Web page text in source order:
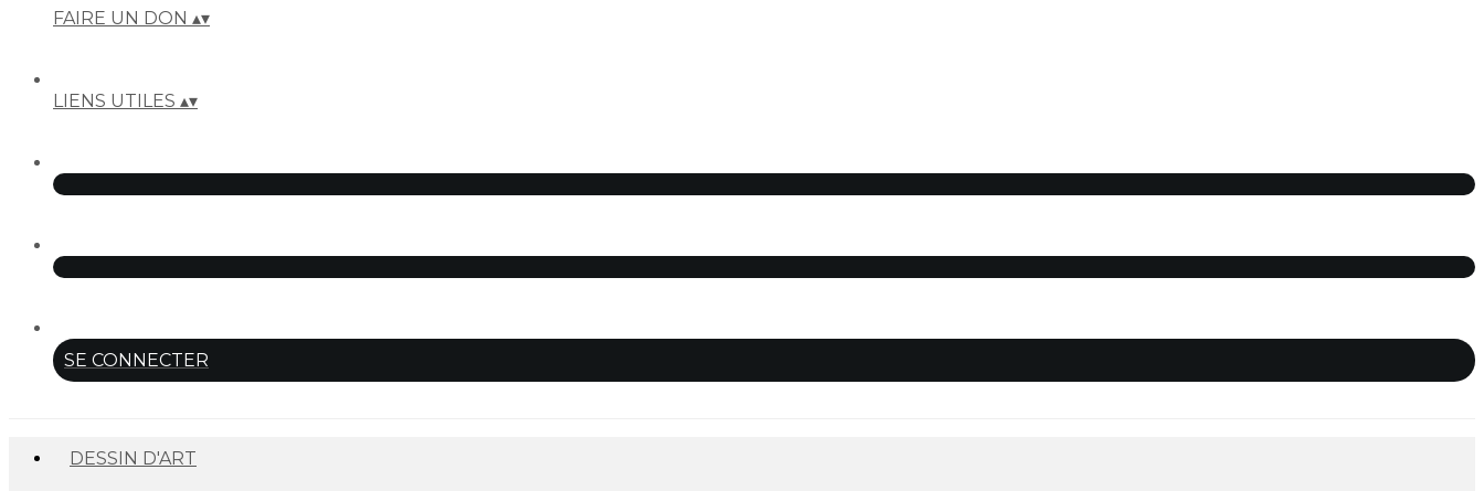
FAIRE UN DON ▴▾
LIENS UTILES ▴▾
SE CONNECTER
DESSIN D'ART